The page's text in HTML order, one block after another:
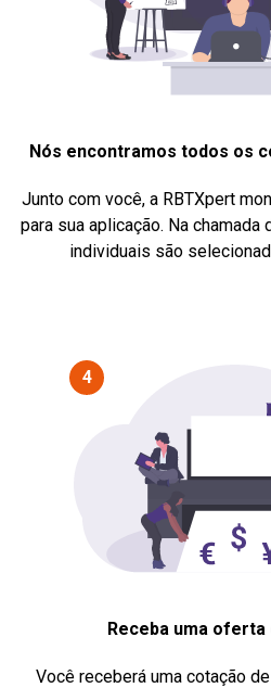
Nós encontramos todos os
Junto com você, a RBTXpert
para sua aplicação. Na
individuais são
4
Receba uma
Você receberá uma cotação